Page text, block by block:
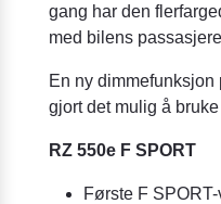
gang har den
med bilens
En ny
gjort det mulig å
RZ 550e F SPORT
Første F